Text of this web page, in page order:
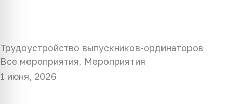
Трудоустройство выпускников-ординаторов
Все мероприятия, Мероприятия
1 июня, 2026